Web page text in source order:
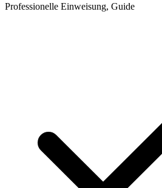
Professionelle Einweisung, Guide